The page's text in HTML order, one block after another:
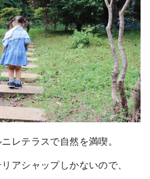
レテラスで自然を満喫。
アシャップしかないので、